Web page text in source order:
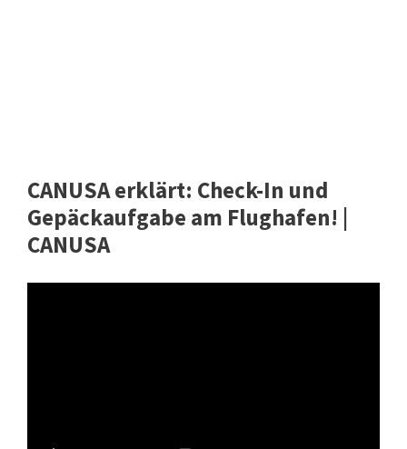
CANUSA erklärt: Check-In und
Gepäckaufgabe am Flughafen! |
CANUSA